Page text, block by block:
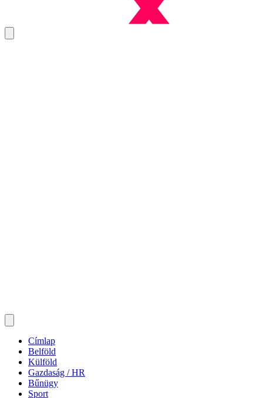
Címlap
Belföld
Külföld
Gazdaság / HR
Bűnügy
Sport